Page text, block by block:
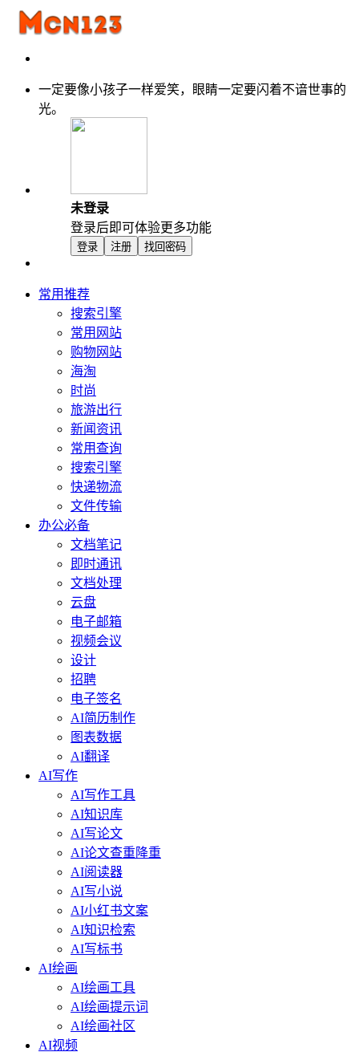
一定要像小孩子一样爱笑，眼睛一定要闪着不谙世事的
光。
未登录
登录后即可体验更多功能
登录 注册 找回密码
常用推荐
搜索引擎
常用网站
购物网站
海淘
时尚
旅游出行
新闻资讯
常用查询
搜索引擎
快递物流
文件传输
办公必备
文档笔记
即时通讯
文档处理
云盘
电子邮箱
视频会议
设计
招聘
电子签名
AI简历制作
图表数据
AI翻译
AI写作
AI写作工具
AI知识库
AI写论文
AI论文查重降重
AI阅读器
AI写小说
AI小红书文案
AI知识检索
AI写标书
AI绘画
AI绘画工具
AI绘画提示词
AI绘画社区
AI视频